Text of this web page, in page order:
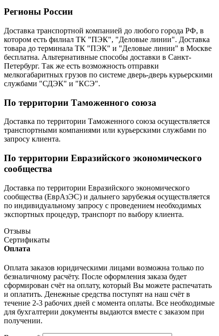
Регионы России
Доставка транспортной компанией до любого города РФ, в
котором есть филиал ТК "ПЭК", "Деловые линии". Доставка
товара до терминала ТК "ПЭК" и "Деловые линии" в Москве
бесплатна. Альтернативные способы доставки в Санкт-
Петербург. Так же есть возможность отправки
мелкогабаритных грузов по системе дверь-дверь курьерскими
службами "СДЭК" и "КСЭ".
По территории Таможенного союза
Доставка по территории Таможенного союза осуществляется
транспортными компаниями или курьерскими службами по
запросу клиента.
По территории Евразийского экономического
сообщества
Доставка по территории Евразийского экономического
сообщества (ЕврАзЭС) и дальнего зарубежья осуществляется
по индивидуальному запросу с проведением необходимых
экспортных процедур, транспорт по выбору клиента.
Отзывы
Сертификаты
Оплата
Оплата заказов юридическими лицами возможна только по
безналичному расчёту. После оформления заказа будет
сформирован счёт на оплату, который Вы можете распечатать
и оплатить. Денежные средства поступят на наш счёт в
течение 2-3 рабочих дней с момента оплаты. Все необходимые
для бухгалтерии документы выдаются вместе с заказом при
получении.